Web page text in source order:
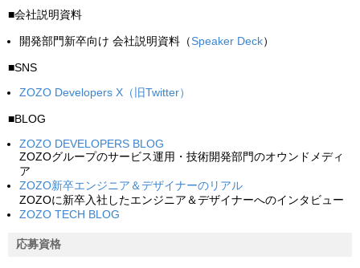
■会社説明資料
開発部門新卒向け 会社説明資料（Speaker Deck）
■SNS
ZOZO Developers X（旧Twitter）
■BLOG
ZOZO DEVELOPERS BLOG
ZOZOグループのサービス運用・技術開発部門のオウンドメディ
ア
ZOZO新卒エンジニア＆デザイナーのリアル
ZOZOに新卒入社したエンジニア＆デザイナーへのインタビュー
ZOZO TECH BLOG
応募資格